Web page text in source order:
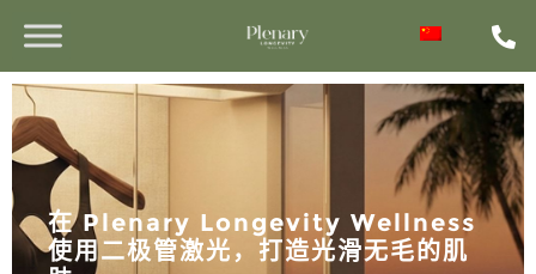
在 Plenary Longevity Wellness
使用二极管激光，打造光滑无毛的肌